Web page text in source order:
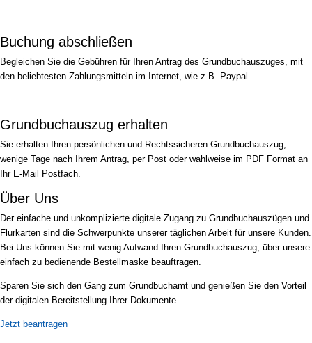
Buchung abschließen
Begleichen Sie die Gebühren für Ihren Antrag des Grundbuchauszuges, mit
den beliebtesten Zahlungsmitteln im Internet, wie z.B. Paypal.
Grundbuchauszug erhalten
Sie erhalten Ihren persönlichen und Rechtssicheren Grundbuchauszug,
wenige Tage nach Ihrem Antrag, per Post oder wahlweise im PDF Format an
Ihr E-Mail Postfach.
Über Uns
Der einfache und unkomplizierte digitale Zugang zu Grundbuchauszügen und
Flurkarten sind die Schwerpunkte unserer täglichen Arbeit für unsere Kunden.
Bei Uns können Sie mit wenig Aufwand Ihren Grundbuchauszug, über unsere
einfach zu bedienende Bestellmaske beauftragen.
Sparen Sie sich den Gang zum Grundbuchamt und genießen Sie den Vorteil
der digitalen Bereitstellung Ihrer Dokumente.
Jetzt beantragen